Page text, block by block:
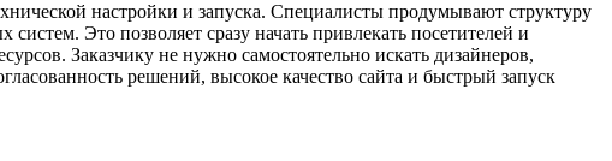
настройки и запуска. Специалисты продумывают структуру
Это позволяет сразу начать привлекать посетителей и
Заказчику не нужно самостоятельно искать дизайнеров,
решений, высокое качество сайта и быстрый запуск